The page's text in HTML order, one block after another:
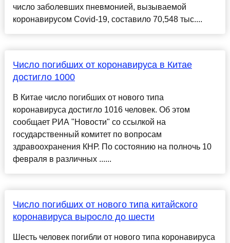
число заболевших пневмонией, вызываемой
коронавирусом Covid-19, составило 70,548 тыс....
Число погибших от коронавируса в Китае
достигло 1000
В Китае число погибших от нового типа
коронавируса достигло 1016 человек. Об этом
сообщает РИА "Новости" со ссылкой на
государственный комитет по вопросам
здравоохранения КНР. По состоянию на полночь 10
февраля в различных ......
Число погибших от нового типа китайского
коронавируса выросло до шести
Шесть человек погибли от нового типа коронавируса